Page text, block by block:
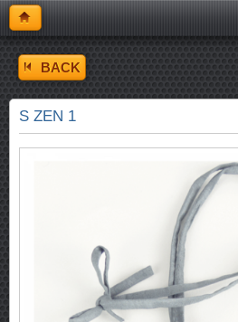
BACK
S ZEN 1